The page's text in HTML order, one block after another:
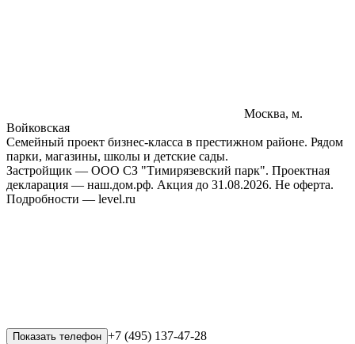
Москва, м.
Войковская
Семейный проект бизнес-класса в престижном районе. Рядом
парки, магазины, школы и детские сады.
Застройщик — ООО СЗ "Тимирязевский парк". Проектная
декларация — наш.дом.рф. Акция до 31.08.2026. Не оферта.
Подробности — level.ru
Показать телефон +7 (495) 137-47-28